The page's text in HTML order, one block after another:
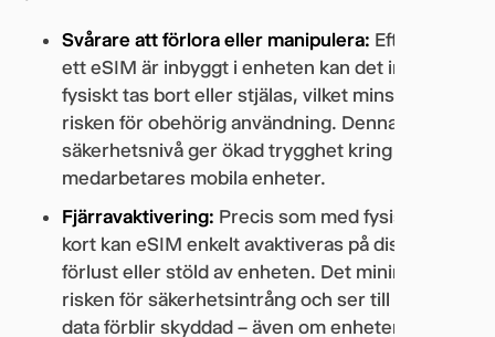
Svårare att förlora eller manipulera: Eftersom
ett eSIM är inbyggt i enheten kan det inte
fysiskt tas bort eller stjälas, vilket minskar
risken för obehörig användning. Denna extra
säkerhetsnivå ger ökad trygghet kring dina
medarbetares mobila enheter.
Fjärravaktivering: Precis som med fysiska SIM-
kort kan eSIM enkelt avaktiveras på distans vid
förlust eller stöld av enheten. Det minimerar
risken för säkerhetsintrång och ser till att din
data förblir skyddad – även om enheten hamnar